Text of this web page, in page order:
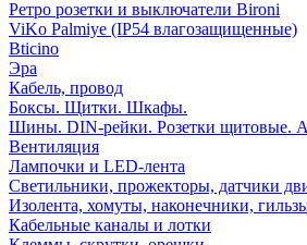
Ретро розетки и выключатели Bironi
ViKo Palmiye (IP54 влагозащищенные)
Bticino
Эра
Кабель, провод
Боксы. Щитки. Шкафы.
Шины. DIN-рейки. Розетки щитовые.
Вентиляция
Лампочки и LED-лента
Светильники, прожекторы, датчики
Изолента, хомуты, наконечники,
Кабельные каналы и лотки